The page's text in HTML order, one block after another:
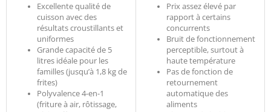
Excellente qualité de
cuisson avec des
résultats croustillants et
uniformes
Grande capacité de 5
litres idéale pour les
familles (jusqu’à 1,8 kg de
frites)
Polyvalence 4-en-1
(friture à air, rôtissage,
Prix assez élevé par
rapport à certains
concurrents
Bruit de fonctionnement
perceptible, surtout à
haute température
Pas de fonction de
retournement
automatique des
aliments